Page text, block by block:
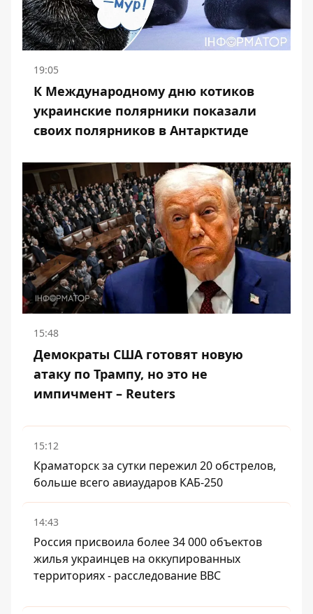
19:05
К Международному дню котиков
украинские полярники показали
своих полярников в Антарктиде
15:48
Демократы США готовят новую
атаку по Трампу, но это не
импичмент – Reuters
15:12
Краматорск за сутки пережил 20 обстрелов,
больше всего авиаударов КАБ-250
14:43
Россия присвоила более 34 000 объектов
жилья украинцев на оккупированных
территориях - расследование BBC